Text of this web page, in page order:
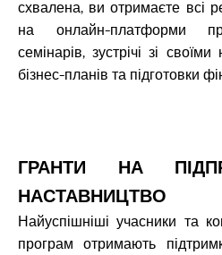
схвалена, ви отримаєте всі
на онлайн-платформи
семінарів, зустрічі зі
бізнес-планів та підготовки
ГРАНТИ НА
НАСТАВНИЦТВО
Найуспішніші учасники та
програм отримають